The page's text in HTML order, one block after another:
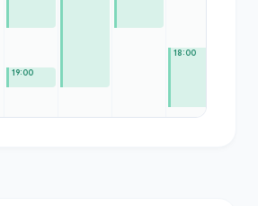
19:00
18:00